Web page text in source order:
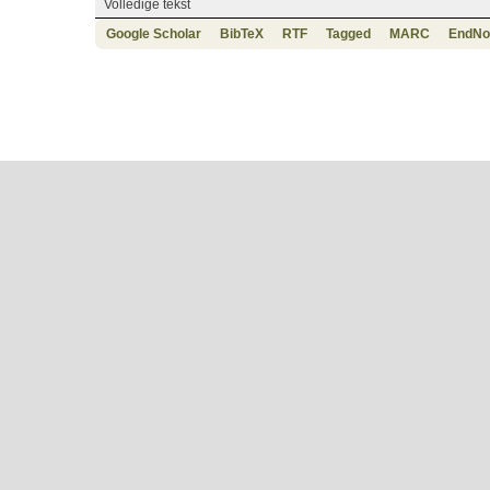
Volledige tekst
Google Scholar
BibTeX RTF Tagged MARC